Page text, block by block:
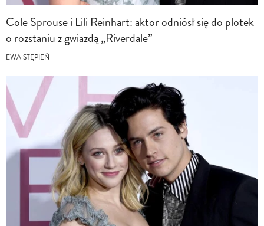
Cole Sprouse i Lili Reinhart: aktor odniósł się do plotek
o rozstaniu z gwiazdą „Riverdale”
EWA STĘPIEŃ